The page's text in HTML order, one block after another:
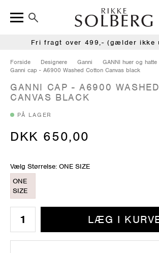
Fri fragt over 499,- (gælder ikke
Forside Designere Ganni
GANNI huer og hatte
Ganni cap - A6900 Washed Cotton Canvas black
GANNI CAP - A6900
CANVAS BLACK
PÅ LAGER
DKK 650,00
Vælg Størrelse: ONE SIZE
ONE
SIZE
LÆG I